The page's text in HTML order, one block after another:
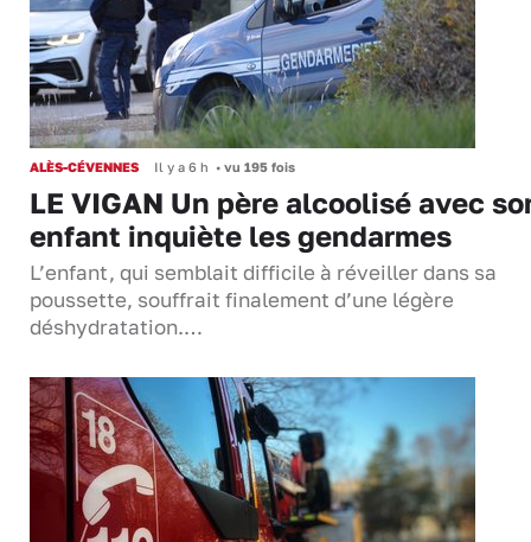
ALÈS-CÉVENNES Il y a 6 h • vu 195 fois
LE VIGAN Un père alcoolisé avec
enfant inquiète les gendarmes
L’enfant, qui semblait difficile à réveiller dans sa
poussette, souffrait finalement d’une légère
déshydratation.…